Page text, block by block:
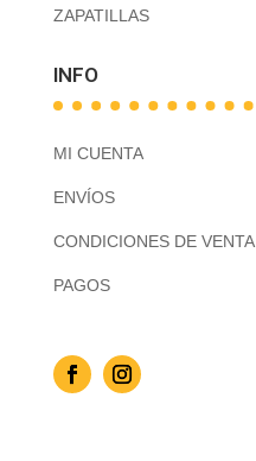
ZAPATILLAS
INFO
MI CUENTA
ENVÍOS
CONDICIONES DE VENTA
PAGOS